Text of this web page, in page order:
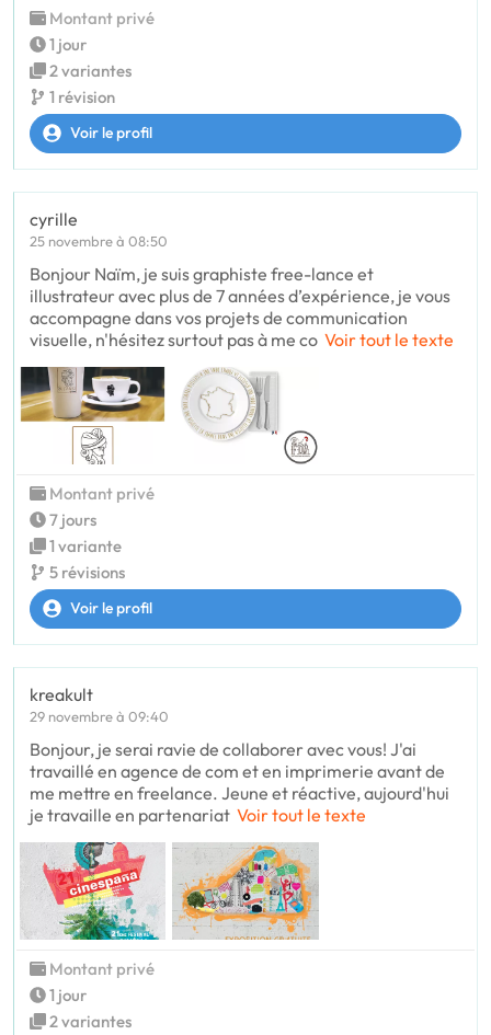
Montant privé
1 jour
2 variantes
1 révision
Voir le profil
cyrille
25 novembre à 08:50
Bonjour Naïm, je suis graphiste free-lance et
illustrateur avec plus de 7 années d’expérience, je vous
accompagne dans vos projets de communication
visuelle, n'hésitez surtout pas à me co Voir tout le texte
Montant privé
7 jours
1 variante
5 révisions
Voir le profil
kreakult
29 novembre à 09:40
Bonjour, je serai ravie de collaborer avec vous! J'ai
travaillé en agence de com et en imprimerie avant de
me mettre en freelance. Jeune et réactive, aujourd'hui
je travaille en partenariat Voir tout le texte
Montant privé
1 jour
2 variantes